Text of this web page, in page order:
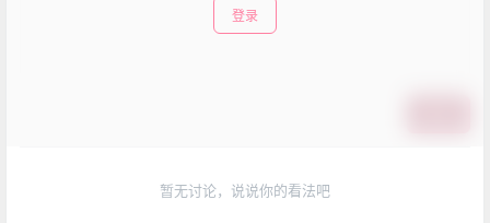
登录
暂无讨论，说说你的看法吧